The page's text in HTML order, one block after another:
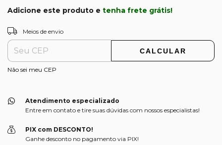
Adicione este produto e tenha frete grátis!
Entregas para o CEP:
Meios de envio
CALCULAR
Não sei meu CEP
Atendimento especializado
Entre em contato e tire suas dúvidas com nossos especialistas!
PIX com DESCONTO!
Ganhe desconto no pagamento via PIX!